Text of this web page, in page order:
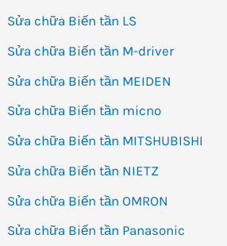
Sửa chữa Biến tần LS
Sửa chữa Biến tần M-driver
Sửa chữa Biến tần MEIDEN
Sửa chữa Biến tần micno
Sửa chữa Biến tần MITSHUBISHI
Sửa chữa Biến tần NIETZ
Sửa chữa Biến tần OMRON
Sửa chữa Biến tần Panasonic